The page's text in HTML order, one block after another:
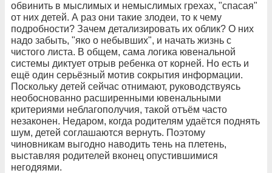
обвинить в мыслимых и немыслимых грехах, "спасая"
от них детей. А раз они такие злодеи, то к чему
подробности? Зачем детализировать их облик? О них
надо забыть, "яко о небывших", и начать жизнь с
чистого листа. В общем, сама логика ювенальной
системы диктует отрыв ребенка от корней. Но есть и
ещё один серьёзный мотив сокрытия информации.
Поскольку детей сейчас отнимают, руководствуясь
необоснованно расширенными ювенальными
критериями неблагополучия, такой отъём часто
незаконен. Недаром, когда родителям удаётся поднять
шум, детей соглашаются вернуть. Поэтому
чиновникам выгодно наводить тень на плетень,
выставляя родителей вконец опустившимися
негодяями.